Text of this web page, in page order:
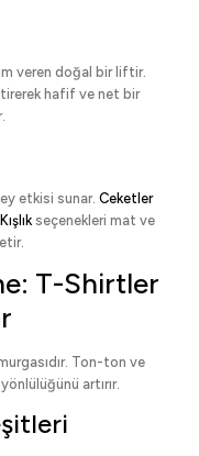
veren doğal bir liftir.
hafif ve net bir
etkisi sunar. Ceketler
seçenekleri mat ve
T-Shirtler
Ton-ton ve
artırır.